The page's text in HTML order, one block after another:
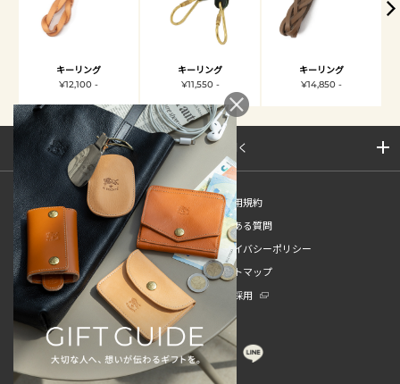
キーリング
¥12,100 -
キーリング
¥11,550 -
キーリング
¥14,850 -
サイトマップを開く
新規会員登録
ご利用規約
ご利用ガイド
よくある質問
特定商取引法
プライバシーポリシー
お問い合わせ
サイトマップ
販売スタッフ中途採用
新卒採用